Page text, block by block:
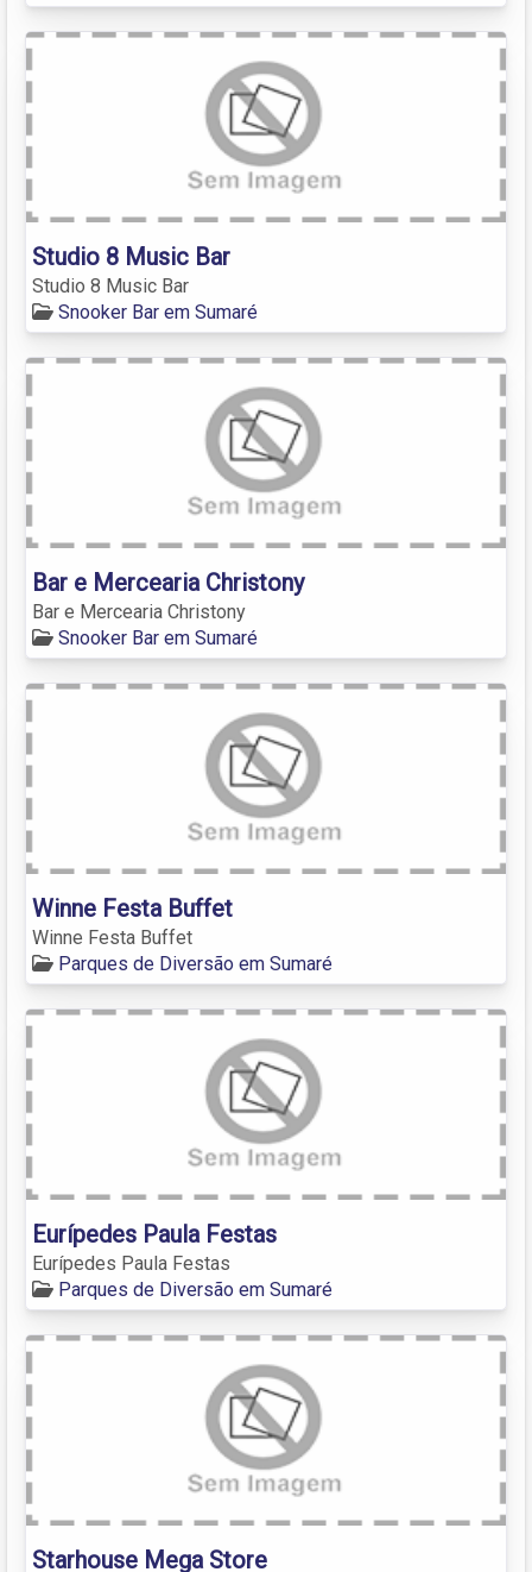
Studio 8 Music Bar
Studio 8 Music Bar
Snooker Bar em Sumaré
Bar e Mercearia Christony
Bar e Mercearia Christony
Snooker Bar em Sumaré
Winne Festa Buffet
Winne Festa Buffet
Parques de Diversão em Sumaré
Eurípedes Paula Festas
Eurípedes Paula Festas
Parques de Diversão em Sumaré
Starhouse Mega Store